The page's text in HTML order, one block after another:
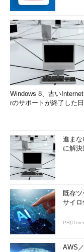
Windows 8、古い
rのサポートが終了した
進まな
に解
既存
サイロ
AWS